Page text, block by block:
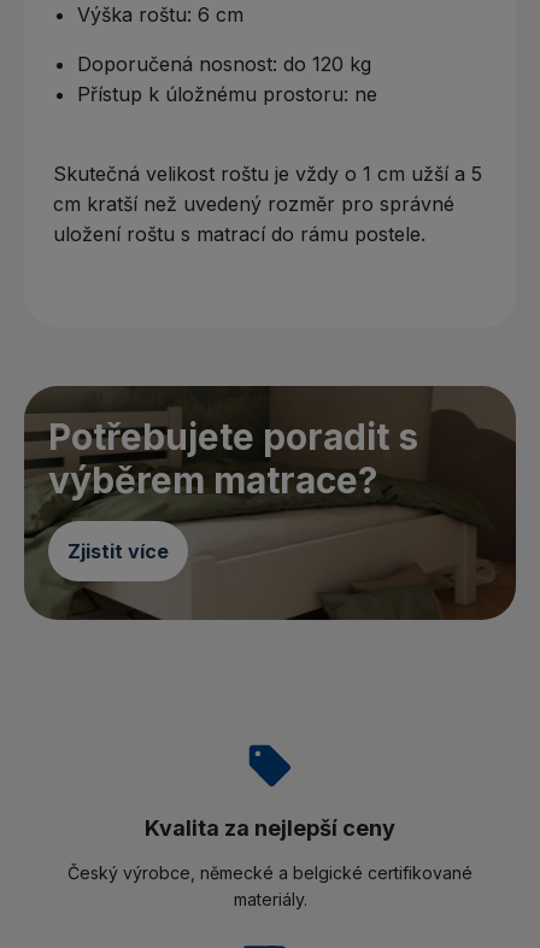
Výška roštu: 6 cm
Doporučená nosnost: do 120 kg
Přístup k úložnému prostoru: ne
Skutečná velikost roštu je vždy o 1 cm užší a 5
cm kratší než uvedený rozměr pro správné
uložení roštu s matrací do rámu postele.
Potřebujete poradit s
výběrem matrace?
Zjistit více
Kvalita za nejlepší ceny
Český výrobce, německé a belgické certifikované
materiály.